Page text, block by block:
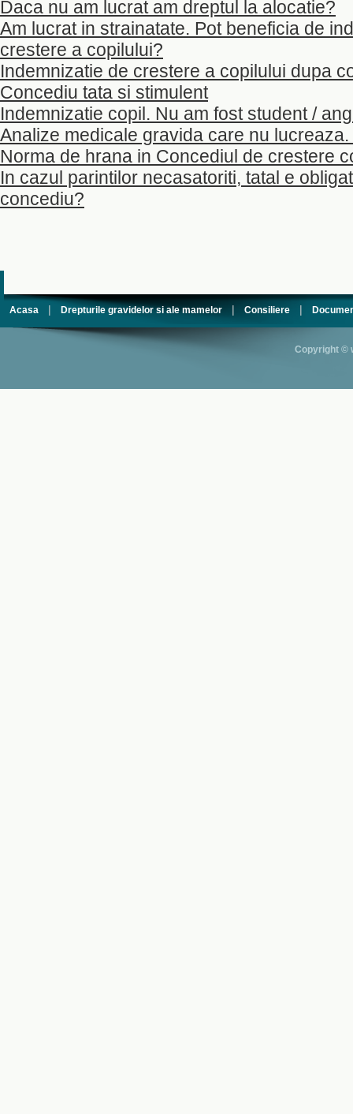
Daca nu am lucrat am dreptul la alocatie?
Am lucrat in strainatate. Pot beneficia de
crestere a copilului?
Indemnizatie de crestere a copilului dupa
Concediu tata si stimulent
Indemnizatie copil. Nu am fost student /
Analize medicale gravida care nu
Norma de hrana in Concediul de crestere
In cazul parintilor necasatoriti, tatal e
concediu?
Acasa |Drepturile gravidelor si ale mamelor |Consiliere |
Copyright ©